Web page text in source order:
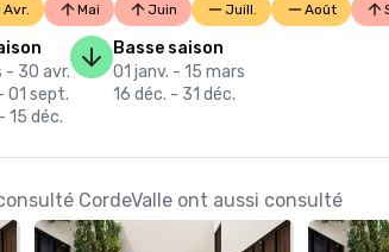
Avr. Mai Juin Juill. Août
- 30 avr.
01 sept.
15 déc.
Basse saison
01 janv. - 15 mars
16 déc. - 31 déc.
CordeValle ont aussi consulté